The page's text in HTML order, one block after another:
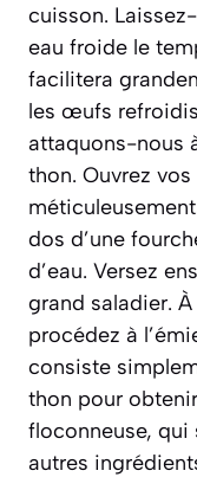
cuisson.
eau froide le
facilitera
les œufs
attaquons-nous
thon. Ouvrez
dos d’une
d’eau. Versez
grand saladier.
procédez à
consiste
thon pour
floconneuse, qui
autres